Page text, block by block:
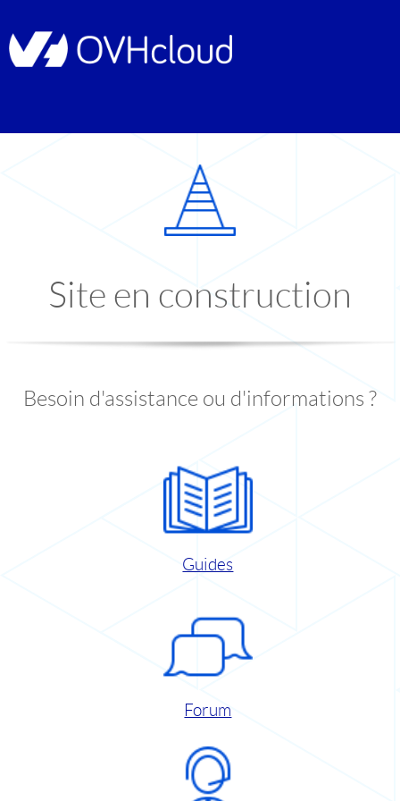
Site en construction
Besoin d'assistance ou d'informations ?
Guides
Forum